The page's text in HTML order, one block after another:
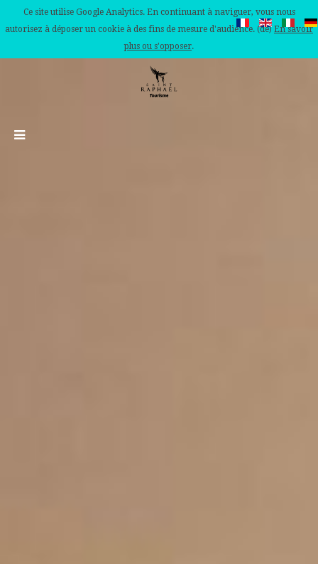
Ce site utilise Google Analytics. En continuant à naviguer, vous nous
autorisez à déposer un cookie à des fins de mesure d'audience. (de) En savoir
plus ou s'opposer.